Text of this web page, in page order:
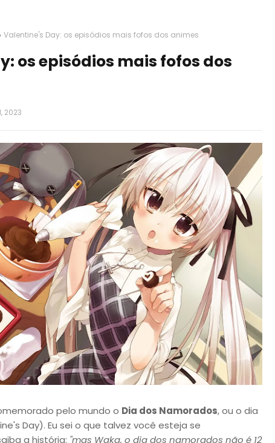
Valentine's Day: os episódios mais fofos dos animes
os episódios mais fofos dos
2023
pelo mundo o Dia dos Namorados, ou o dia
Day). Eu sei o que talvez você esteja se
a história: "mas Waka, o dia dos namorados não é 12